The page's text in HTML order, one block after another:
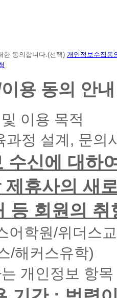
한 동의합니다.(선택) 개인정보수집동
용 동의 안내
이용 목적
과정 설계, 문의
수신에 대하
제휴사의 새
등 회원의
학원/위더스
/해커스유학)
개인정보 항